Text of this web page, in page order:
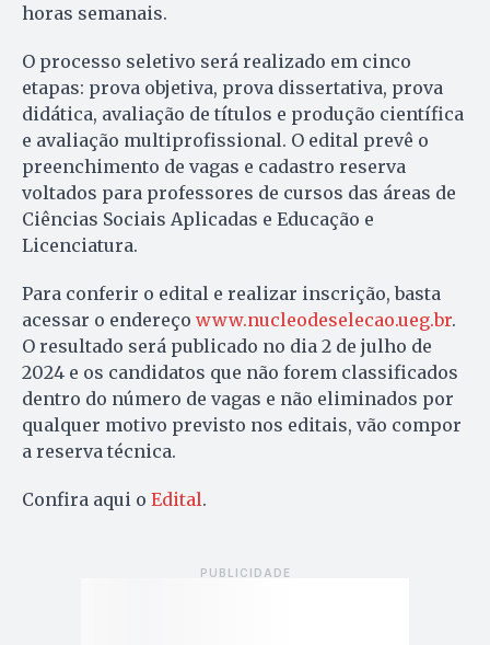
horas semanais.
O processo seletivo será realizado em cinco
etapas: prova objetiva, prova dissertativa, prova
didática, avaliação de títulos e produção científica
e avaliação multiprofissional. O edital prevê o
preenchimento de vagas e cadastro reserva
voltados para professores de cursos das áreas de
Ciências Sociais Aplicadas e Educação e
Licenciatura.
Para conferir o edital e realizar inscrição, basta
acessar o endereço www.nucleodeselecao.ueg.br.
O resultado será publicado no dia 2 de julho de
2024 e os candidatos que não forem classificados
dentro do número de vagas e não eliminados por
qualquer motivo previsto nos editais, vão compor
a reserva técnica.
Confira aqui o Edital.